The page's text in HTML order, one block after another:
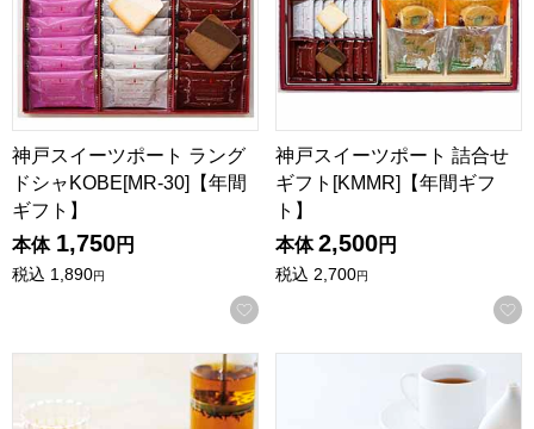
神戸スイーツポート ラング
ドシャKOBE[MR-30]【年間
ギフト】
本体 1,750円
税込 1,890円
お気に入りに登録する
神戸スイーツポート 詰合せ
ギフト[KMMR]【年間ギフ
ト】
本体 2,500円
税込 2,700円
東京風月堂 マロングラッセ(8個入)[MGM]【年間ギフト】
東京風月堂 パピヨットS(16